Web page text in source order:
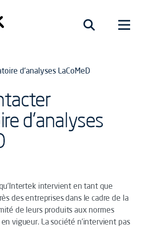
d’analyses LaCoMeD
d’analyses
intervient en tant que
des entreprises dans le cadre de la
de leurs produits aux normes
vigueur. La société n’intervient pas